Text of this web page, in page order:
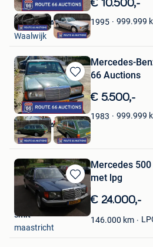
Mijn
Favorieten
€ 10.500,-
1995 999.999
Route 66 Auctions
Waalwijk
Bewaren
in
Mijn
Favorieten
Mercedes-
66 Auctions
€ 5.500,-
1983 999.999
Route 66 Auctions
Waalwijk
Bewaren
in
Mijn
Favorieten
Mercedes
met lpg
€ 24.000,-
146.000 km
smit
maastricht